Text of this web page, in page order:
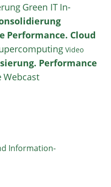
Green IT In-
Performance. Cloud
Video
Performance
Webcast
Information-